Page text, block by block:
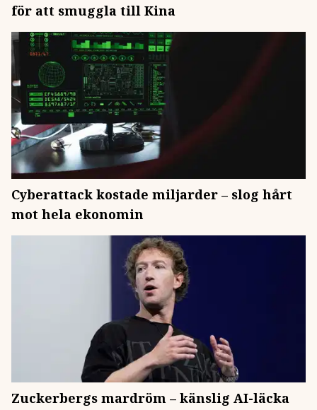
för att smuggla till Kina
Cyberattack kostade miljarder – slog hårt
mot hela ekonomin
Zuckerbergs mardröm – känslig AI-läcka